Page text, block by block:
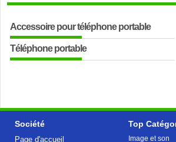
Accessoire pour téléphone portable
Téléphone portable
Société
Page d'accueil
Top
Image et son